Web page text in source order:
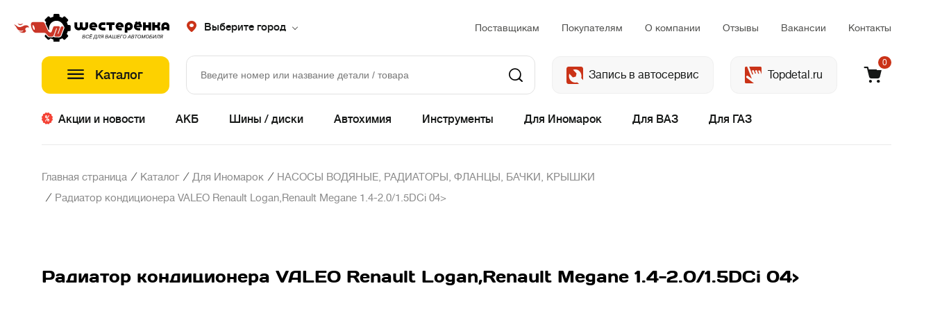
Выберите город Поставщикам Покупателям О компании Отзывы Вакансии Контакты
Каталог Запись в автосервис Topdetal.ru
0
Акции и новости АКБ Шины / диски Автохимия Инструменты Для Иномарок Для ВАЗ Для ГАЗ
Главная страница / Каталог / Для Иномарок / НАСОСЫ ВОДЯНЫЕ, РАДИАТОРЫ, ФЛАНЦЫ, БАЧКИ, КРЫШКИ
/ Радиатор кондиционера VALEO Renault Logan,Renault Megane 1.4-2.0/1.5DCi 04>
Радиатор кондиционера VALEO Renault Logan,Renault Megane 1.4-2.0/1.5DCi 04>